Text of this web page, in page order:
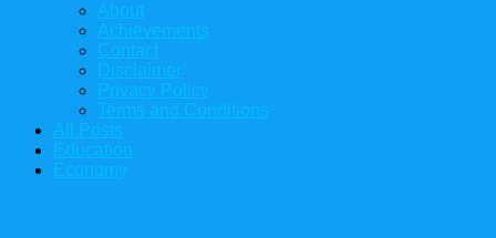
About
Achievements
Contact
Disclaimer
Privacy Policy
Terms and Conditions
All Posts
Education
Economy